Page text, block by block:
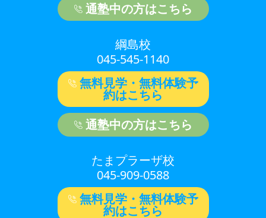
通塾中の方はこちら
綱島校
045-545-1140
無料見学・無料体験予
約はこちら
通塾中の方はこちら
たまプラーザ校
045-909-0588
無料見学・無料体験予
約はこちら